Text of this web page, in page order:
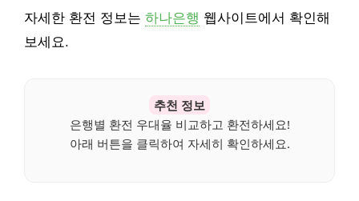
자세한 환전 정보는 하나은행 웹사이트에서 확인해
보세요.
추천 정보
은행별 환전 우대율 비교하고 환전하세요!
아래 버튼을 클릭하여 자세히 확인하세요.